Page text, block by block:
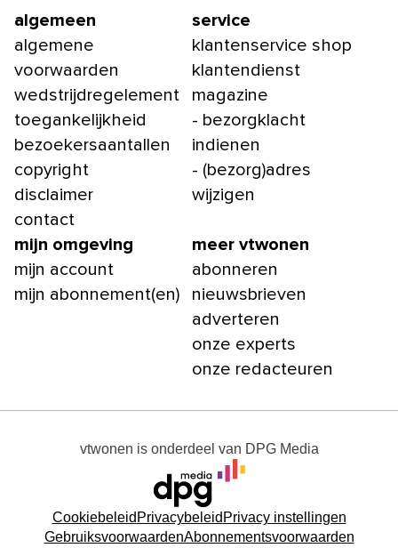
algemeen
algemene
voorwaarden
wedstrijdregelement
toegankelijkheid
bezoekersaantallen
copyright
disclaimer
contact
service
klantenservice shop
klantendienst
magazine
- bezorgklacht
indienen
- (bezorg)adres
wijzigen
mijn omgeving
mijn account
mijn abonnement(en)
meer vtwonen
abonneren
nieuwsbrieven
adverteren
onze experts
onze redacteuren
vtwonen is onderdeel van DPG Media
Cookiebeleid Privacybeleid Privacy instellingen
GebruiksvoorwaardenAbonnementsvoorwaarden